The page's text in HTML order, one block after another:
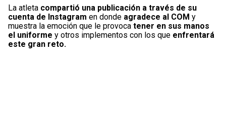
La atleta compartió una publicación a través de su
cuenta de Instagram en donde agradece al COM y
muestra la emoción que le provoca tener en sus manos
el uniforme y otros implementos con los que enfrentará
este gran reto.